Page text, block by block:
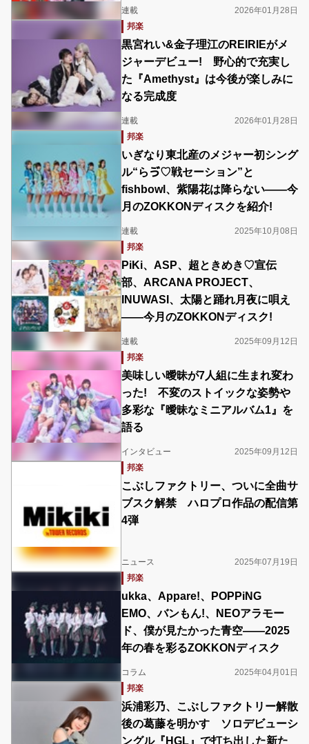
連載
2026年01月28日
邦楽
黒宮れい&金子理江のREIRIEがメ
ジャーデビュー! 野心的で充実し
た『Amethyst』は今後が楽しみに
なる完成度
連載
2026年01月28日
邦楽
いぎなり東北産のメジャー初シング
ル“らゔ♡戦セーション”と
fishbowl、紫陽花は降らない――今
月のZOKKONディスクを紹介!
連載
2025年10月08日
邦楽
PiKi、ASP、超ときめき♡宣伝
部、ARCANA PROJECT、
INUWASI、太陽と踊れ月夜に唄え
――今月のZOKKONディスク!
連載
2025年09月12日
邦楽
美味しい曖昧が7人組に生まれ変わ
った! 不変のストイックな姿勢や
多彩な『曖昧なミニアルバム1』を
語る
インタビュー
2025年09月12日
邦楽
こぶしファクトリー、ついに全曲サ
ブスク解禁 ハロプロ作品の配信第
4弾
ニュース
2025年07月19日
邦楽
ukka、Appare!、POPPiNG
EMO、バンもん!、NEOアラモー
ド、僕が見たかった青空――2025
年の春を彩るZOKKONディスク
コラム
2025年04月01日
邦楽
浜浦彩乃、こぶしファクトリー解散
後の葛藤を明かす ソロデビューシ
ングル『HGL』で打ち出した新た